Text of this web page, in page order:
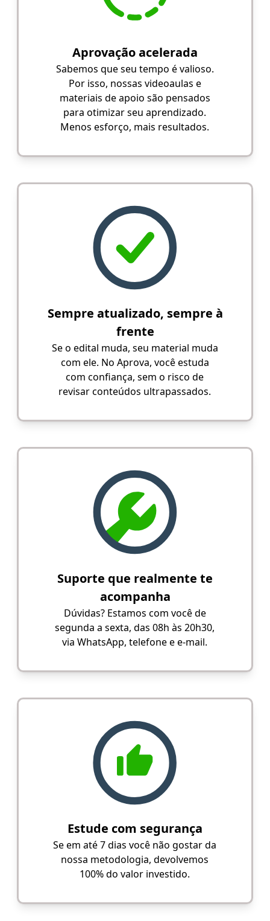
Aprovação acelerada
Sabemos que seu tempo é valioso.
Por isso, nossas videoaulas e
materiais de apoio são pensados
para otimizar seu aprendizado.
Menos esforço, mais resultados.
Sempre atualizado, sempre à
frente
Se o edital muda, seu material muda
com ele. No Aprova, você estuda
com confiança, sem o risco de
revisar conteúdos ultrapassados.
Suporte que realmente te
acompanha
Dúvidas? Estamos com você de
segunda a sexta, das 08h às 20h30,
via WhatsApp, telefone e e-mail.
Estude com segurança
Se em até 7 dias você não gostar da
nossa metodologia, devolvemos
100% do valor investido.